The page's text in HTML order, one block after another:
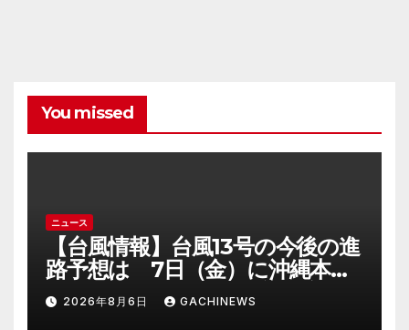
You missed
ニュース
【台風情報】台風13号の今後の進
路予想は 7日（金）に沖縄本島
に直撃するおそれ 一部の家屋
が倒壊するおそれがある猛烈な
2026年8月6日 GACHINEWS